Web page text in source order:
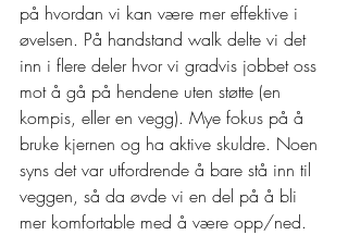
på hvordan vi kan være mer effektive i
øvelsen. På handstand walk delte vi det
inn i flere deler hvor vi gradvis jobbet oss
mot å gå på hendene uten støtte (en
kompis, eller en vegg). Mye fokus på å
bruke kjernen og ha aktive skuldre. Noen
syns det var utfordrende å bare stå inn til
veggen, så da øvde vi en del på å bli
mer komfortable med å være opp/ned.